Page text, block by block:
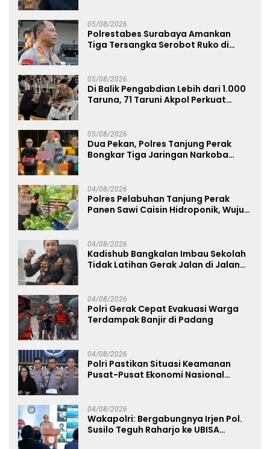
05/08/2026
Polrestabes Surabaya Amankan
Tiga Tersangka Serobot Ruko di
05/08/2026
Di Balik Pengabdian Lebih dari 1.000
Taruna, 71 Taruni Akpol Perkuat
05/08/2026
Dua Pekan, Polres Tanjung Perak
Bongkar Tiga Jaringan Narkoba
04/08/2026
Polres Pelabuhan Tanjung Perak
Panen Sawi Caisin Hidroponik, Wujud
04/08/2026
Kadishub Bangkalan Imbau Sekolah
Tidak Latihan Gerak Jalan di Jalan
04/08/2026
Polri Gerak Cepat Evakuasi Warga
Terdampak Banjir di Padang
04/08/2026
Polri Pastikan Situasi Keamanan
Pusat-Pusat Ekonomi Nasional
04/08/2026
Wakapolri: Bergabungnya Irjen Pol.
Susilo Teguh Raharjo ke UBISA